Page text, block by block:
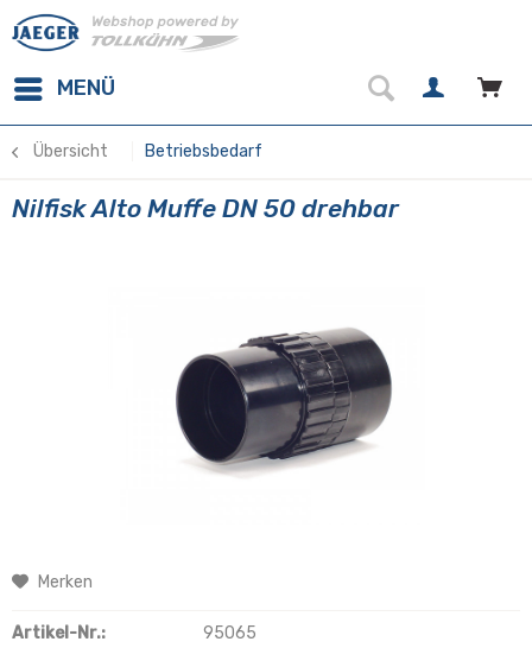
MENÜ
Übersicht Betriebsbedarf
Nilfisk Alto Muffe DN 50 drehbar
Merken
Artikel-Nr.:
95065